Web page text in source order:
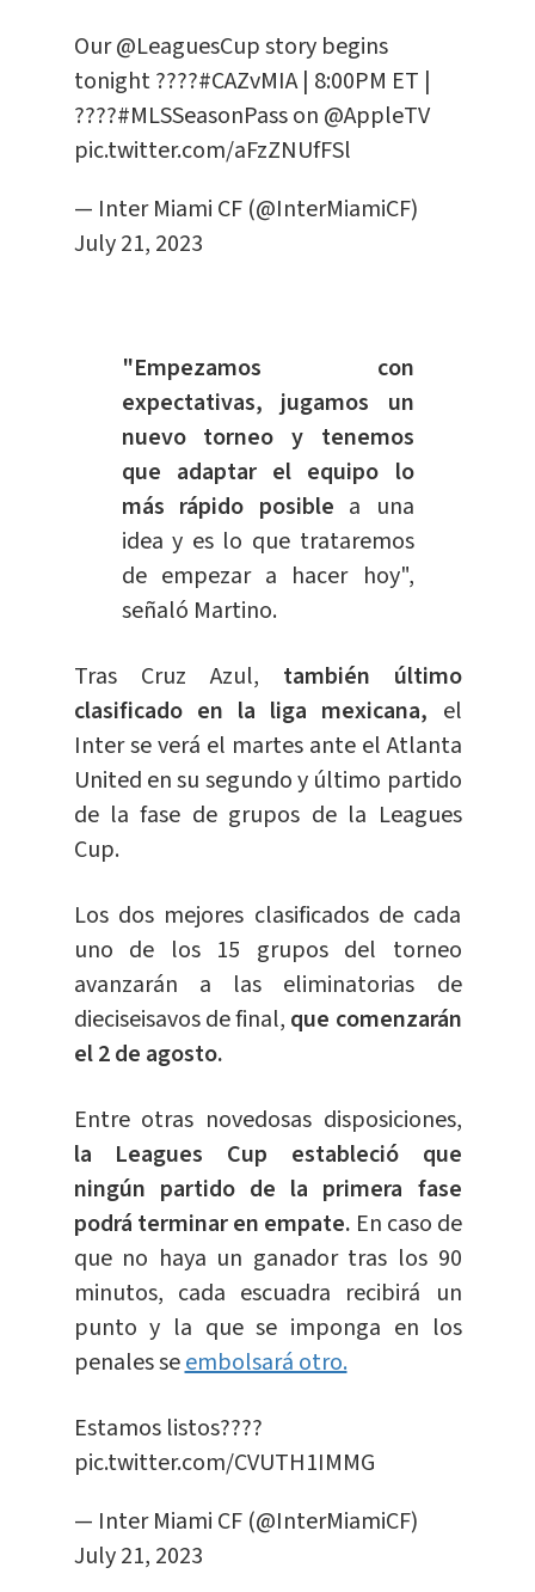
Our@LeaguesCupstory begins
tonight ????#CAZvMIA| 8:00PM ET |
????#MLSSeasonPasson @AppleTV
pic.twitter.com/aFzZNUfFSl
— Inter Miami CF (@InterMiamiCF)
July 21, 2023
"Empezamos con
expectativas, jugamos un
nuevo torneo y tenemos
que adaptar el equipo lo
más rápido posible a una
idea y es lo que trataremos
de empezar a hacer hoy",
señaló Martino.
Tras Cruz Azul, también último
clasificado en la liga mexicana, el
Inter se verá el martes ante el Atlanta
United en su segundo y último partido
de la fase de grupos de la Leagues
Cup.
Los dos mejores clasificados de cada
uno de los 15 grupos del torneo
avanzarán a las eliminatorias de
dieciseisavos de final, que comenzarán
el 2 de agosto.
Entre otras novedosas disposiciones,
la Leagues Cup estableció que
ningún partido de la primera fase
podrá terminar en empate. En caso de
que no haya un ganador tras los 90
minutos, cada escuadra recibirá un
punto y la que se imponga en los
penales seembolsará otro.
Estamos listos????
pic.twitter.com/CVUTH1IMMG
— Inter Miami CF (@InterMiamiCF)
July 21, 2023